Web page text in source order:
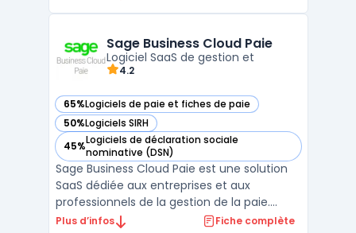
être des équipes. Cette solution prend en
compte la visibilit ...
Sage Business Cloud Paie
Logiciel SaaS de gestion et
4.2
65%Logiciels de paie et fiches de paie
— voir Sage Business Cloud Paie dans cette catégorie
50%Logiciels SIRH
— voir Sage Business Cloud Paie dans cette catégorie
45%Logiciels de déclaration sociale
nominative (DSN)
— voir Sage Business Cloud Paie dans cette catégorie
Sage Business Cloud Paie est une solution
SaaS dédiée aux entreprises et aux
professionnels de la gestion de la paie.
Conçu pour automatiser l’ensemble du
Plus d’infos Fiche complète